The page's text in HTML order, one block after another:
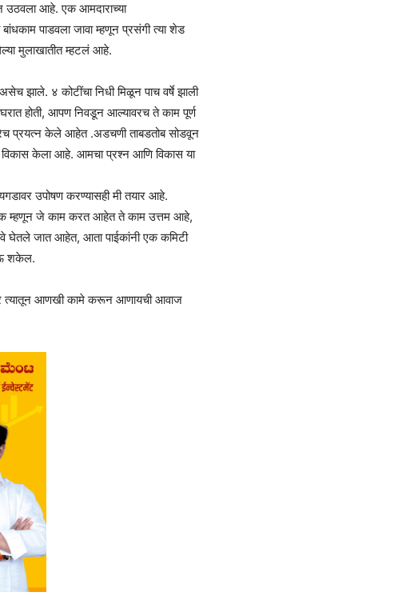
उठवला आहे. एक आमदाराच्या
पाडवला जावा म्हणून प्रसंगी त्या शेड
मुलाखातीत म्हटलं आहे.
झाले. ४ कोटींचा निधी मिळून पाच वर्षे झाली
होती, आपण निवडून आल्यावरच ते काम पूर्ण
प्रयत्न केले आहेत .अडचणी ताबडतोब सोडवून
विकास केला आहे. आमचा प्रश्न आणि विकास या
उपोषण करण्यासही मी तयार आहे.
म्हणून जे काम करत आहेत ते काम उत्तम आहे,
जात आहेत, आता पाईकांनी एक कमिटी
शकेल.
त्यातून आणखी कामे करून आणायची आवाज